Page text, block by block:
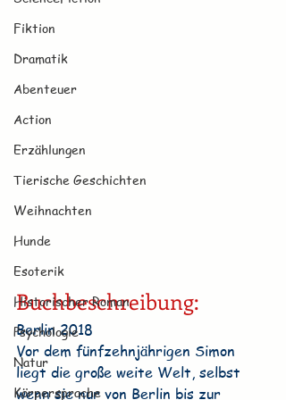
Fiktion
Dramatik
Abenteuer
Action
Erzählungen
Tierische Geschichten
Weihnachten
Hunde
Esoterik
Historischer Roman
Psychologie
Natur
Körpersprache
Buchbeschreibung:
Berlin 2018
Vor dem fünfzehnjährigen Simon
liegt die große weite Welt, selbst
wenn sie nur von Berlin bis zur